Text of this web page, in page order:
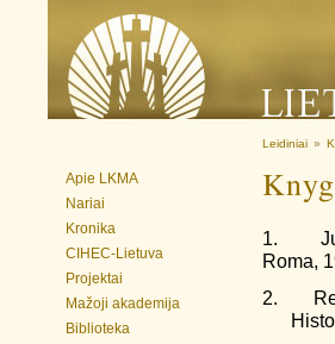
Apie LKMA
Nariai
Kronika
CIHEC-Lietuva
Projektai
Mažoji akademija
Biblioteka
Leidiniai »
1.
Roma,
2.